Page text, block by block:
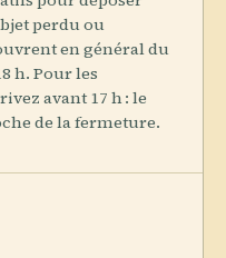
perdu ou
en général du
h. Pour les
avant 17 h : le
de la fermeture.